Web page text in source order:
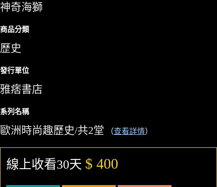
神奇海獅
商品分類
歷史
發行單位
雅痞書店
系列名稱
歐洲時尚趣歷史/共2堂 （查看詳情）
線上收看30天 $ 400